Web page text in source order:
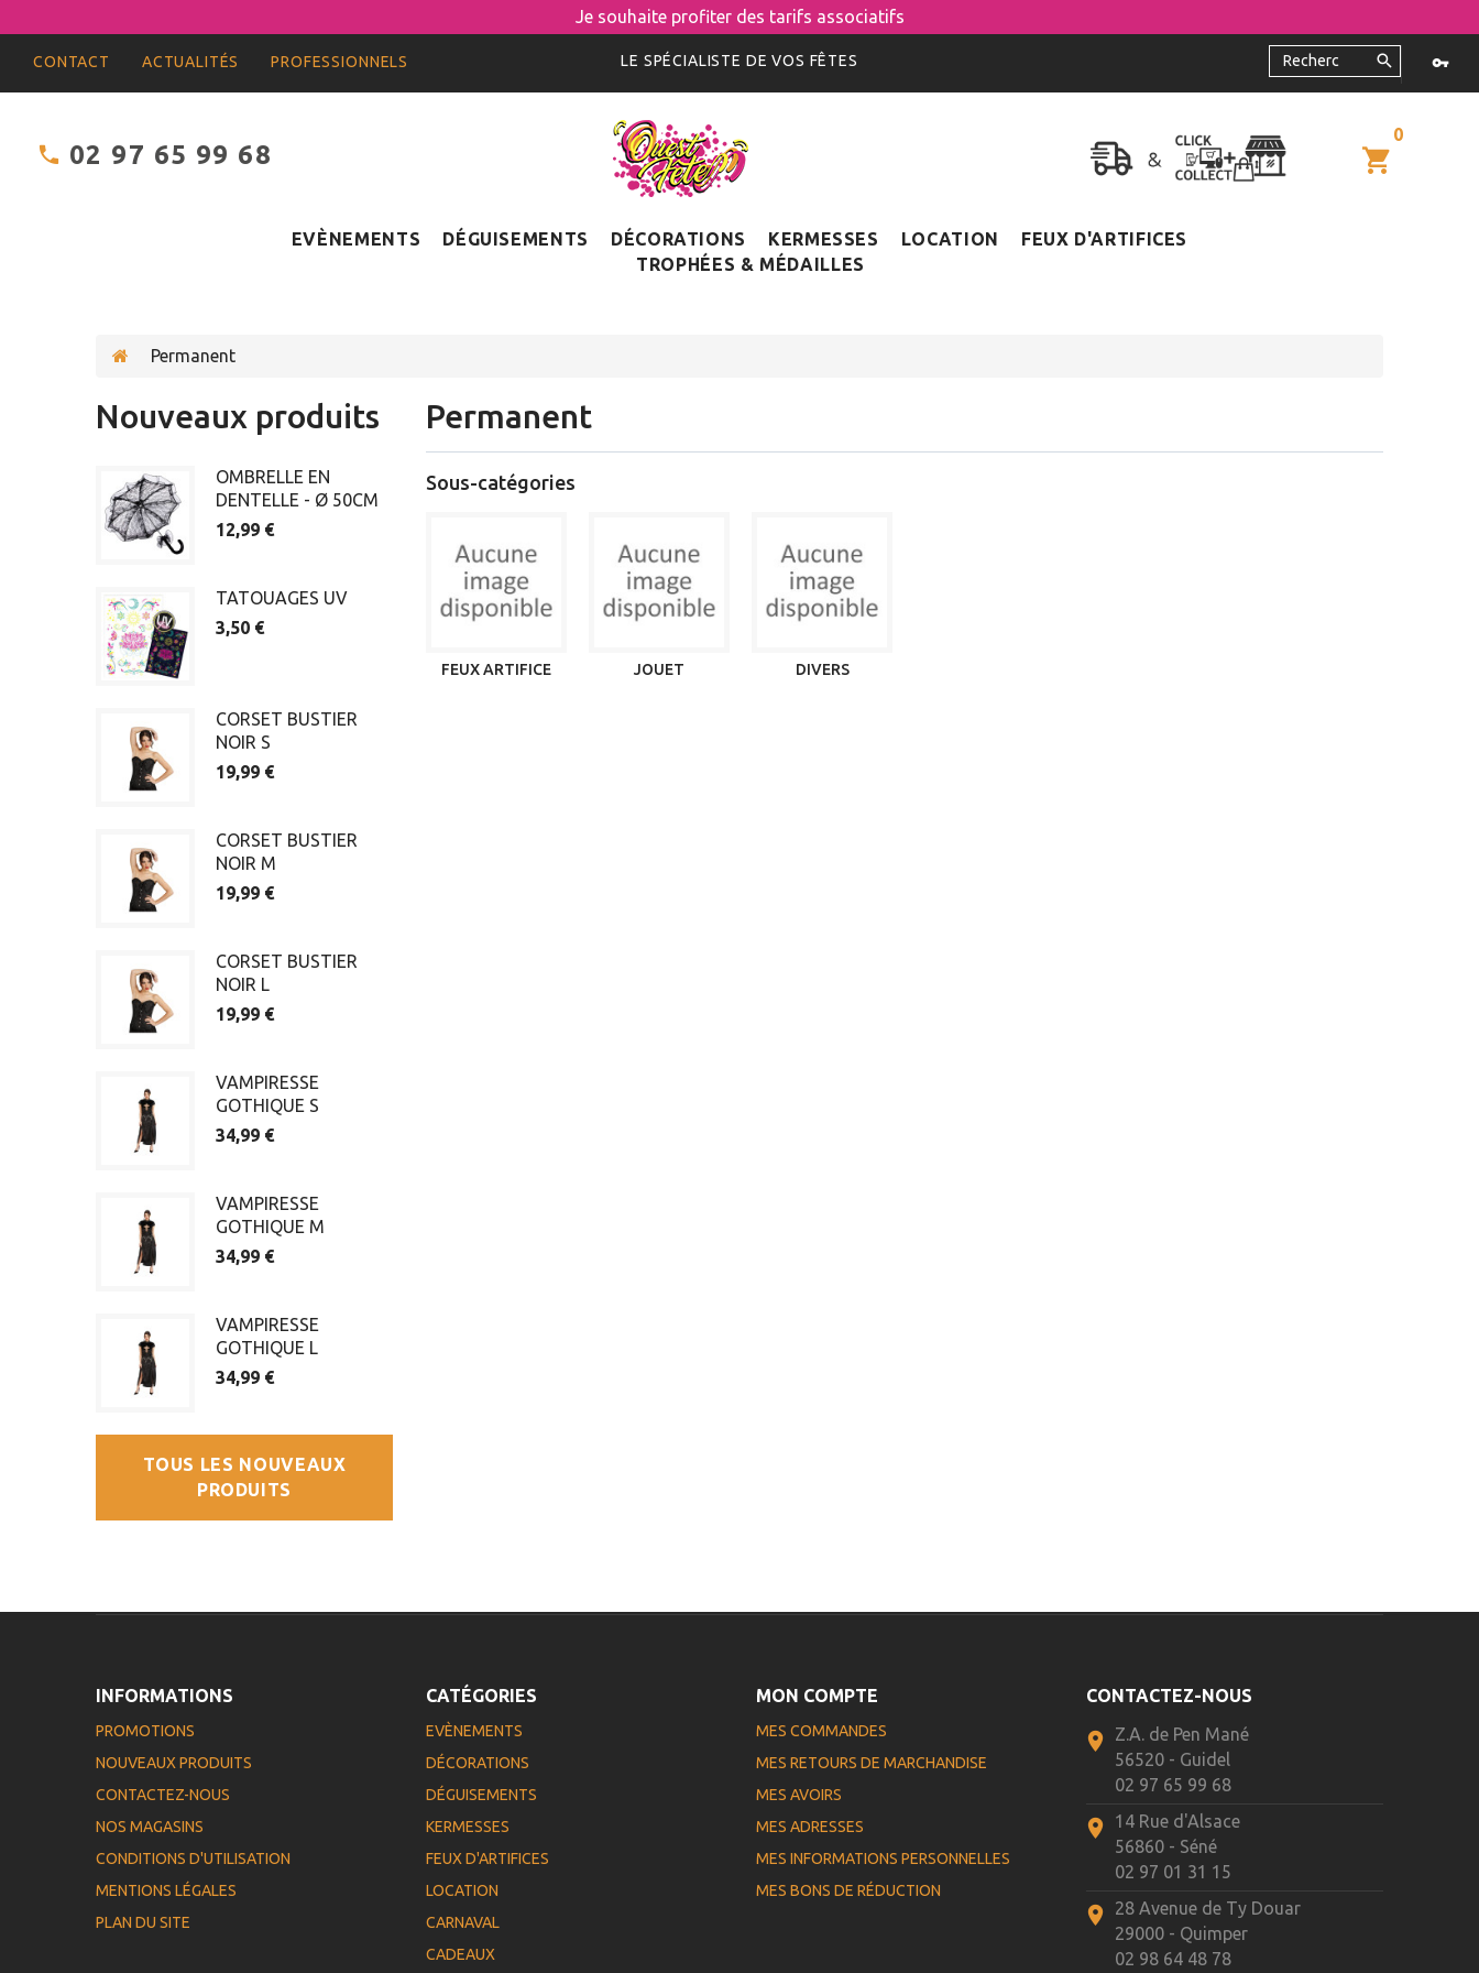
Je souhaite profiter des tarifs associatifs
LE SPÉCIALISTE DE VOS FÊTES
CONTACT ACTUALITÉS PROFESSIONNELS
02 97 65 99 68
0
EVÈNEMENTS DÉGUISEMENTS DÉCORATIONS KERMESSES LOCATION
FEUX D'ARTIFICES
TROPHÉES & MÉDAILLES
Permanent
Permanent
Sous-catégories
FEUX ARTIFICE JOUET DIVERS
Nouveaux produits
OMBRELLE EN
DENTELLE - Ø 50CM
12,99 €
TATOUAGES UV
3,50 €
CORSET BUSTIER
NOIR S
19,99 €
CORSET BUSTIER
NOIR M
19,99 €
CORSET BUSTIER
NOIR L
19,99 €
VAMPIRESSE
GOTHIQUE S
34,99 €
VAMPIRESSE
GOTHIQUE M
34,99 €
VAMPIRESSE
GOTHIQUE L
34,99 €
TOUS LES NOUVEAUX
PRODUITS
INFORMATIONS
PROMOTIONS
NOUVEAUX PRODUITS
CONTACTEZ-NOUS
NOS MAGASINS
CONDITIONS D'UTILISATION
MENTIONS LÉGALES
PLAN DU SITE
CATÉGORIES
EVÈNEMENTS
DÉCORATIONS
DÉGUISEMENTS
KERMESSES
FEUX D'ARTIFICES
LOCATION
CARNAVAL
CADEAUX
MON COMPTE
MES COMMANDES
MES RETOURS DE MARCHANDISE
MES AVOIRS
MES ADRESSES
MES INFORMATIONS PERSONNELLES
MES BONS DE RÉDUCTION
CONTACTEZ-NOUS
Z.A. de Pen Mané
56520 - Guidel
02 97 65 99 68
14 Rue d'Alsace
56860 - Séné
02 97 01 31 15
28 Avenue de Ty Douar
29000 - Quimper
02 98 64 48 78